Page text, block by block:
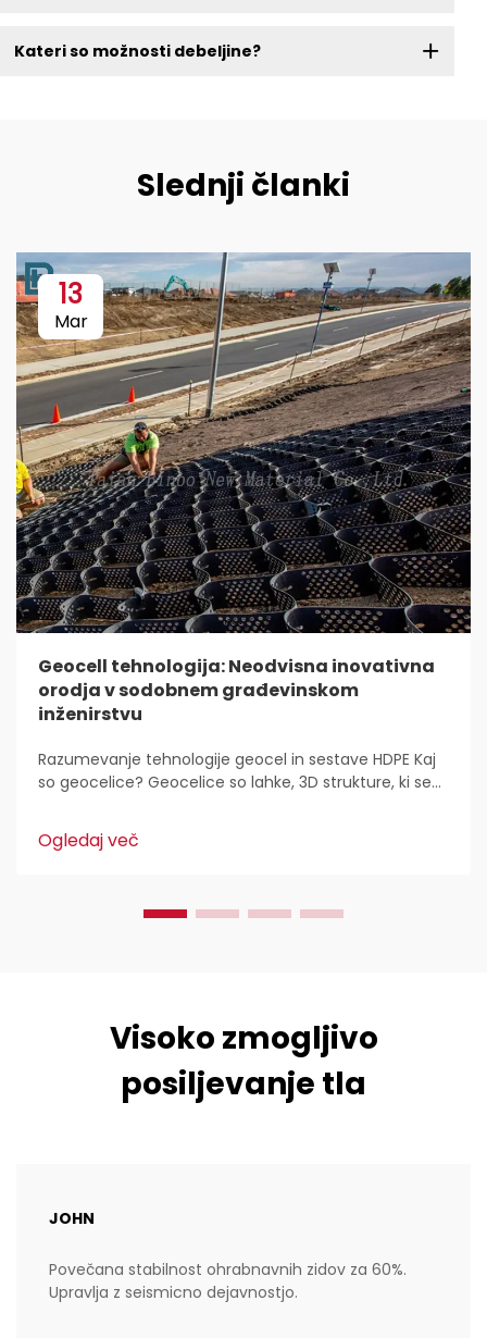
Kateri so možnosti debeljine?
Slednji članki
13
Mar
Geocell tehnologija: Neodvisna inovativna
orodja v sodobnem građevinskom
inženirstvu
Razumevanje tehnologije geocel in sestave HDPE Kaj
so geocelice? Geocelice so lahke, 3D strukture, ki se
gradbeništvu. Inženirji civilne zaščite jih imajo radi,
ker...
Ogledaj več
Visoko zmogljivo
posiljevanje tla
JOHN
Povečana stabilnost ohrabnavnih zidov za 60%.
Upravlja z seismicno dejavnostjo.